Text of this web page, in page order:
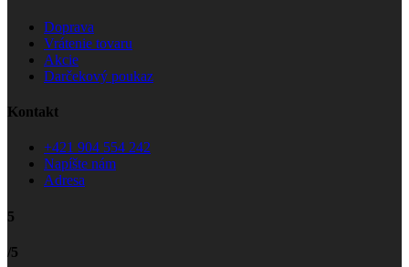
Doprava
Vrátenie tovaru
Akcie
Darčekový poukaz
Kontakt
+421 904 554 242
Napíšte nám
Adresa
5
/5